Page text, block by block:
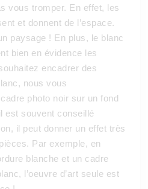
vous tromper. En effet, les
et donnent de l’espace.
paysage ! En plus, le blanc
bien en évidence les
encadrer des
nous vous
photo noir sur un fond
est souvent conseillé
il peut donner un effet très
Par exemple, en
blanche et un cadre
l’oeuvre d’art seule est